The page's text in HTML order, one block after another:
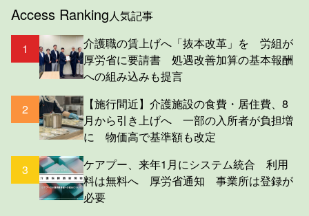
Access Ranking人気記事
1
介護職の賃上げへ「抜本改革」を 労組が
厚労省に要請書 処遇改善加算の基本報酬
への組み込みも提言
2
【施行間近】介護施設の食費・居住費、8
月から引き上げへ 一部の入所者が負担増
に 物価高で基準額も改定
3
ケアプー、来年1月にシステム統合 利用
料は無料へ 厚労省通知 事業所は登録が
必要